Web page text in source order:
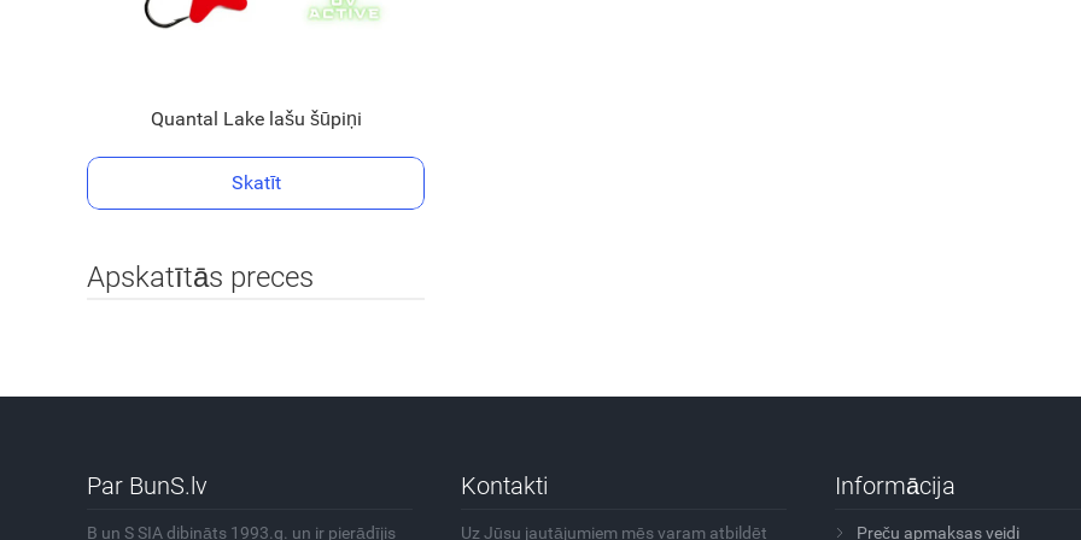
Quantal Lake lašu šūpiņi
Skatīt
Apskatītās preces
Par BunS.lv
B un S SIA dibināts 1993.g. un ir pierādījis
Kontakti
Uz Jūsu jautājumiem mēs varam atbildēt
Informācija
Preču apmaksas veidi